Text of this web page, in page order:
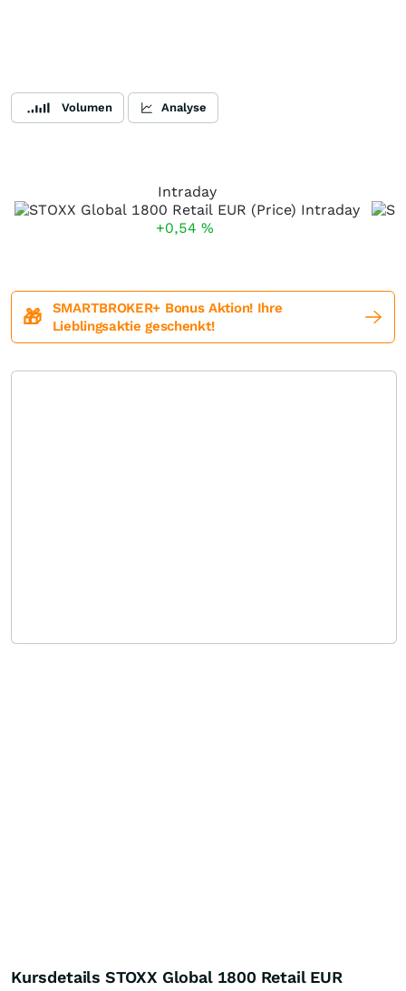
Volumen Analyse
Intraday
+0,54 %
🎁
SMARTBROKER+ Bonus Aktion! Ihre
Lieblingsaktie geschenkt!
Kursdetails STOXX Global 1800 Retail EUR